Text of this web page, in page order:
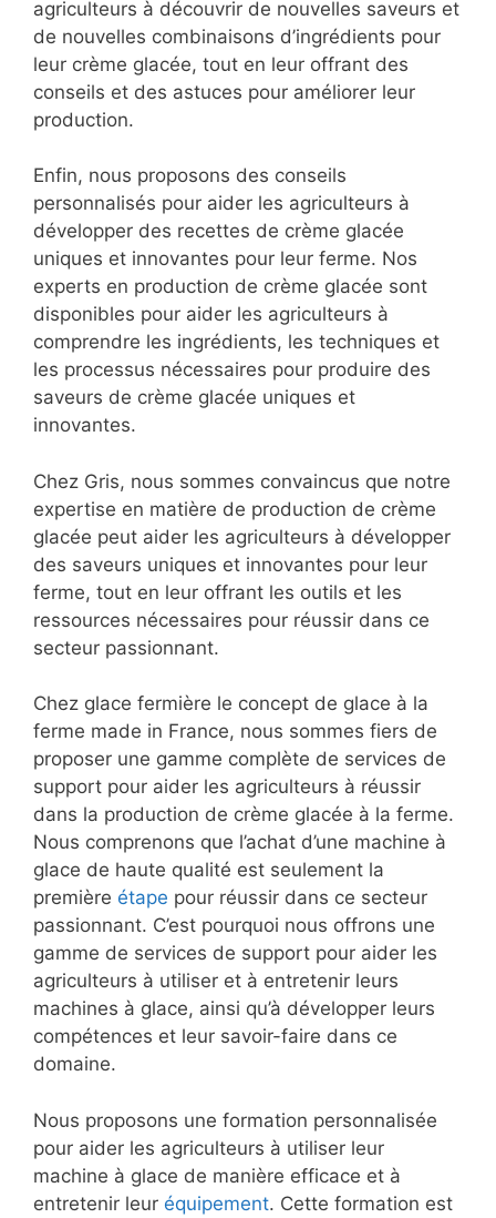
agriculteurs à découvrir de nouvelles saveurs et
de nouvelles combinaisons d’ingrédients pour
leur crème glacée, tout en leur offrant des
conseils et des astuces pour améliorer leur
production.
Enfin, nous proposons des conseils
personnalisés pour aider les agriculteurs à
développer des recettes de crème glacée
uniques et innovantes pour leur ferme. Nos
experts en production de crème glacée sont
disponibles pour aider les agriculteurs à
comprendre les ingrédients, les techniques et
les processus nécessaires pour produire des
saveurs de crème glacée uniques et
innovantes.
Chez Gris, nous sommes convaincus que notre
expertise en matière de production de crème
glacée peut aider les agriculteurs à développer
des saveurs uniques et innovantes pour leur
ferme, tout en leur offrant les outils et les
ressources nécessaires pour réussir dans ce
secteur passionnant.
Chez glace fermière le concept de glace à la
ferme made in France, nous sommes fiers de
proposer une gamme complète de services de
support pour aider les agriculteurs à réussir
dans la production de crème glacée à la ferme.
Nous comprenons que l’achat d’une machine à
glace de haute qualité est seulement la
première étape pour réussir dans ce secteur
passionnant. C’est pourquoi nous offrons une
gamme de services de support pour aider les
agriculteurs à utiliser et à entretenir leurs
machines à glace, ainsi qu’à développer leurs
compétences et leur savoir-faire dans ce
domaine.
Nous proposons une formation personnalisée
pour aider les agriculteurs à utiliser leur
machine à glace de manière efficace et à
entretenir leur équipement. Cette formation est